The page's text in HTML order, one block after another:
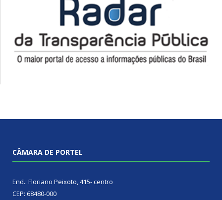
CÂMARA DE PORTEL
End.: Floriano Peixoto, 415- centro
CEP: 68480-000